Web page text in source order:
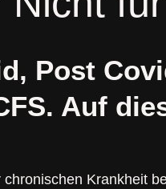
Post
Auf
Krankheit